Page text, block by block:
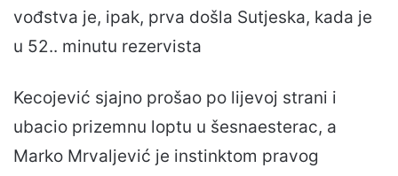
vođstva je, ipak, prva došla Sutjeska, kada je
u 52.. minutu rezervista
Kecojević sjajno prošao po lijevoj strani i
ubacio prizemnu loptu u šesnaesterac, a
Marko Mrvaljević je instinktom pravog